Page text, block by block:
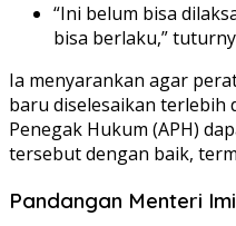
“Ini belum bisa
bisa berlaku,”
Ia menyarankan agar
baru diselesaikan terlebih
Penegak Hukum (APH)
tersebut dengan baik,
Pandangan Menteri